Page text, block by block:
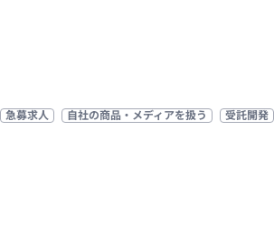
急募求人 自社の商品・メディアを扱う
受託開発